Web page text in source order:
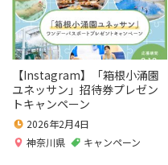
【Instagram】「箱根小涌園
ユネッサン」招待券プレゼン
トキャンペーン
2026年2月4日
神奈川県
キャンペーン